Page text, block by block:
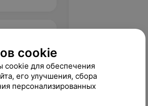
cookie
cookie для обеспечения
его улучшения, сбора
персонализированных